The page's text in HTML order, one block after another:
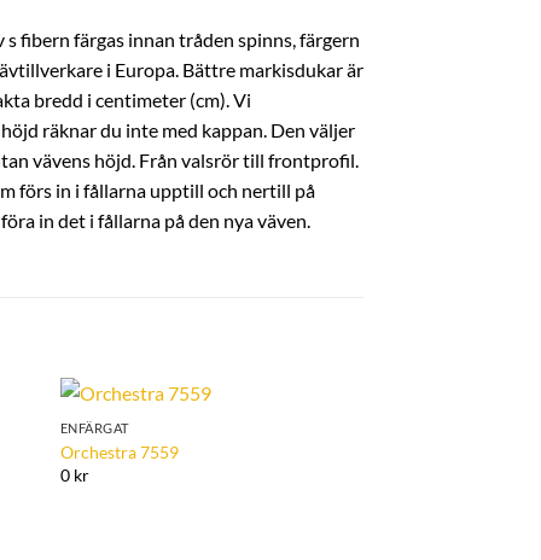
fibern färgas innan tråden spinns, färgern
i Europa. Bättre markisdukar är
bredd i centimeter (cm). Vi
räknar du inte med kappan. Den väljer
vävens höjd. Från valsrör till frontprofil.
förs in i fållarna upptill och nertill på
in det i fållarna på den nya väven.
ENFÄRGAT
Orchestra 7559
0 kr